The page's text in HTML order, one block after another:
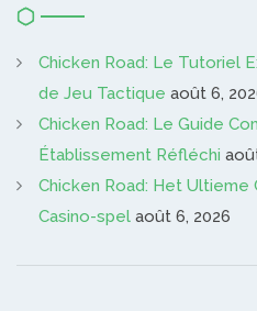
Chicken Road: Le Tutoriel
de Jeu Tactique août 6,
Chicken Road: Le Guide
Établissement Réfléchi
Chicken Road: Het
Casino-spel août 6, 2026